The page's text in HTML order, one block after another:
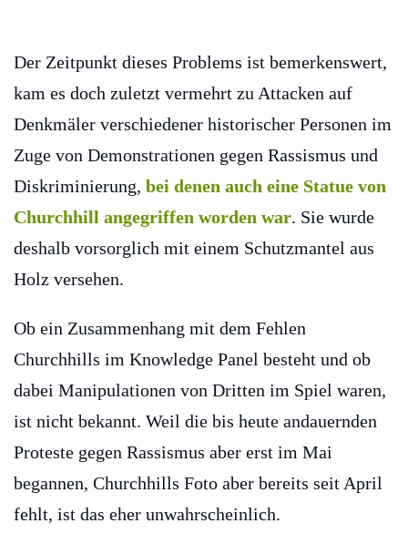
Der Zeitpunkt dieses Problems ist bemerkenswert,
kam es doch zuletzt vermehrt zu Attacken auf
Denkmäler verschiedener historischer Personen im
Zuge von Demonstrationen gegen Rassismus und
Diskriminierung, bei denen auch eine Statue von
Churchhill angegriffen worden war. Sie wurde
deshalb vorsorglich mit einem Schutzmantel aus
Holz versehen.
Ob ein Zusammenhang mit dem Fehlen
Churchhills im Knowledge Panel besteht und ob
dabei Manipulationen von Dritten im Spiel waren,
ist nicht bekannt. Weil die bis heute andauernden
Proteste gegen Rassismus aber erst im Mai
begannen, Churchhills Foto aber bereits seit April
fehlt, ist das eher unwahrscheinlich.